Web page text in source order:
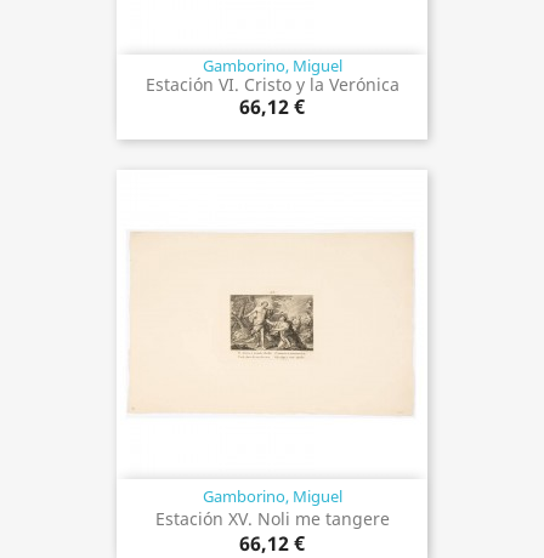
Gamborino, Miguel
Estación VI. Cristo y la Verónica
66,12 €
Gamborino, Miguel
Estación XV. Noli me tangere
66,12 €